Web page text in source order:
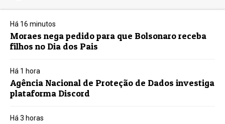
Há 16 minutos
Moraes nega pedido para que Bolsonaro receba
filhos no Dia dos Pais
Há 1 hora
Agência Nacional de Proteção de Dados investiga
plataforma Discord
Há 3 horas